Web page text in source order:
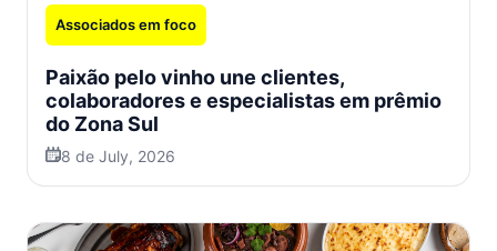
Associados em foco
Paixão pelo vinho une clientes,
colaboradores e especialistas em prêmio
do Zona Sul
8 de July, 2026